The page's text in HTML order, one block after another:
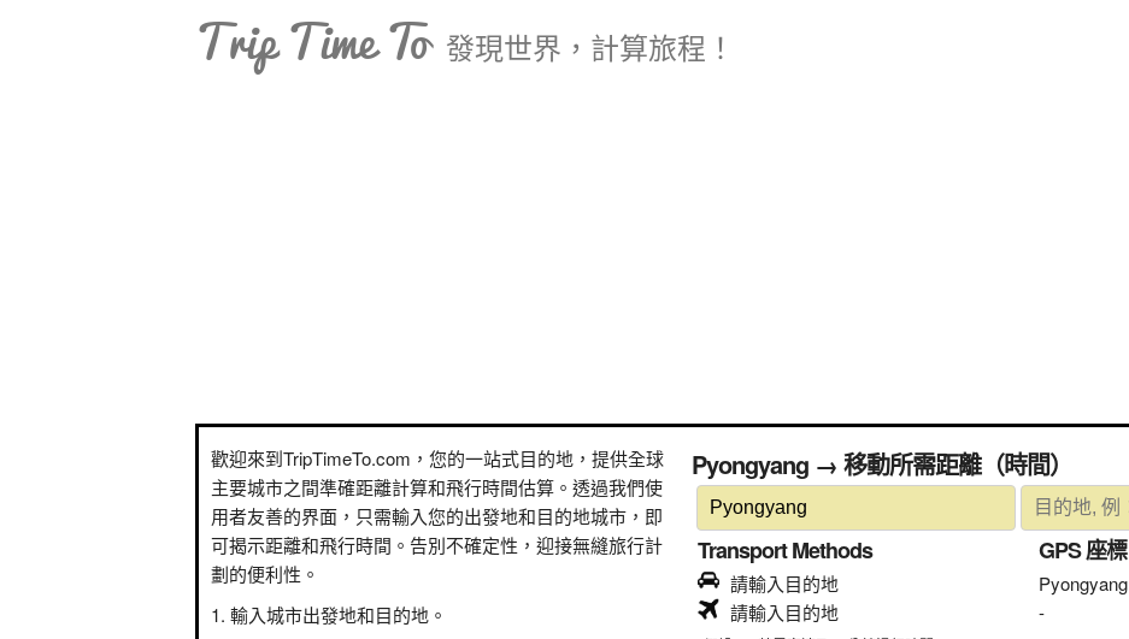
Trip Time To 發現世界，計算旅程！
歡迎來到TripTimeTo.com，您的一站式目的地，提供全球
主要城市之間準確距離計算和飛行時間估算。透過我們使
用者友善的界面，只需輸入您的出發地和目的地城市，即
可揭示距離和飛行時間。告別不確定性，迎接無縫旅行計
劃的便利性。
輸入城市出發地和目的地。
Pyongyang → 移動所需距離（時間）
Transport Methods
請輸入目的地
請輸入目的地
GPS 座標
Pyongyang
-